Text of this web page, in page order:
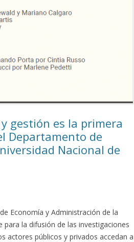
gestión es la primera
Departamento de
Nacional de
Economía y Administración de la
la difusión de las investigaciones
actores públicos y privados accedan a